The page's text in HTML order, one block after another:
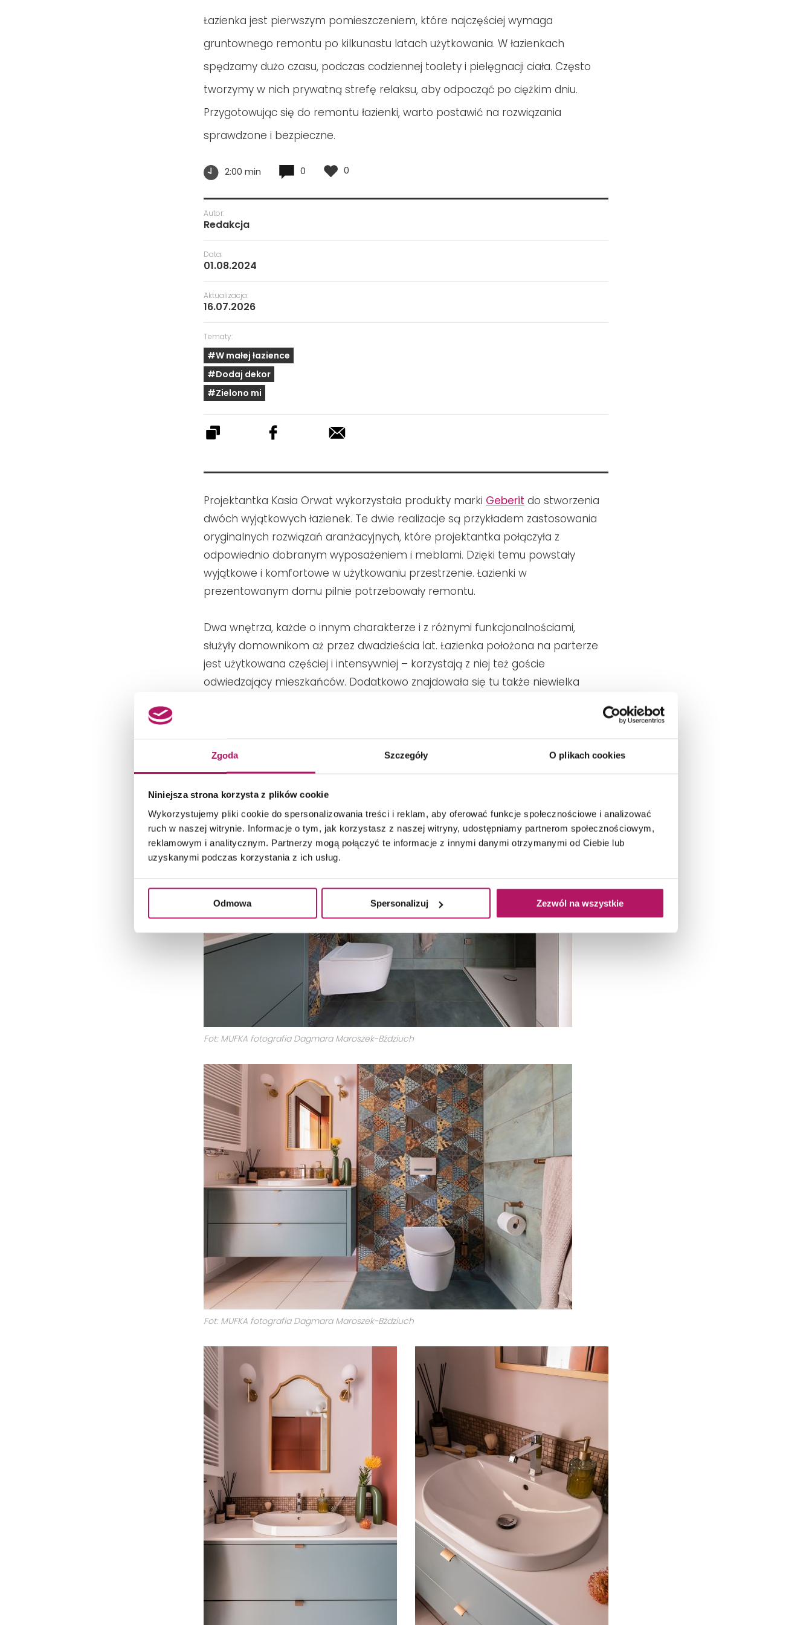
Zgoda Szczegóły O plikach cookies
Niniejsza strona korzysta z plików cookie
Wykorzystujemy pliki cookie do spersonalizowania treści i reklam, aby oferować funkcje społecznościowe i analizować
ruch w naszej witrynie. Informacje o tym, jak korzystasz z naszej witryny, udostępniamy partnerom społecznościowym,
reklamowym i analitycznym. Partnerzy mogą połączyć te informacje z innymi danymi otrzymanymi od Ciebie lub
uzyskanymi podczas korzystania z ich usług.
Odmowa Spersonalizuj Zezwól na wszystkie
Łazienka jest pierwszym pomieszczeniem, które najczęściej wymaga
gruntownego remontu po kilkunastu latach użytkowania. W łazienkach
spędzamy dużo czasu, podczas codziennej toalety i pielęgnacji ciała. Często
tworzymy w nich prywatną strefę relaksu, aby odpocząć po ciężkim dniu.
Przygotowując się do remontu łazienki, warto postawić na rozwiązania
sprawdzone i bezpieczne.
2:00 min 0 0
Projektantka Kasia Orwat wykorzystała produkty marki Geberit do stworzenia
dwóch wyjątkowych łazienek. Te dwie realizacje są przykładem zastosowania
oryginalnych rozwiązań aranżacyjnych, które projektantka połączyła z
odpowiednio dobranym wyposażeniem i meblami. Dzięki temu powstały
wyjątkowe i komfortowe w użytkowaniu przestrzenie. Łazienki w
prezentowanym domu pilnie potrzebowały remontu.
Dwa wnętrza, każde o innym charakterze i z różnymi funkcjonalnościami,
służyły domownikom aż przez dwadzieścia lat. Łazienka położona na parterze
jest użytkowana częściej i intensywniej – korzystają z niej też goście
odwiedzający mieszkańców. Dodatkowo znajdowała się tu także niewielka
ciemniejszej i stonowanej kolorystyce.
Autor:
Redakcja
Data:
01.08.2024
Aktualizacja:
16.07.2026
Tematy:
#W małej łazience
#Dodaj dekor
#Zielono mi
Fot: MUFKA fotografia Dagmara Maroszek-Bździuch
Fot: MUFKA fotografia Dagmara Maroszek-Bździuch